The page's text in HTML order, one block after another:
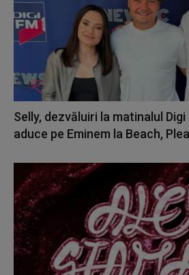
Selly, dezvăluiri la matinalul Digi
aduce pe Eminem la Beach,